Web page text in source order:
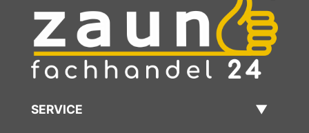
SERVICE